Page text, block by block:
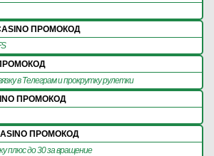
ПРОМОКОД
ПРОМОКОД
в Телеграм и прокрутку рулетки
ПРОМОКОД
ПРОМОКОД
плюс до 30 за вращение